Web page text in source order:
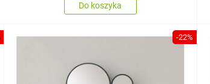
Do koszyka
-22%